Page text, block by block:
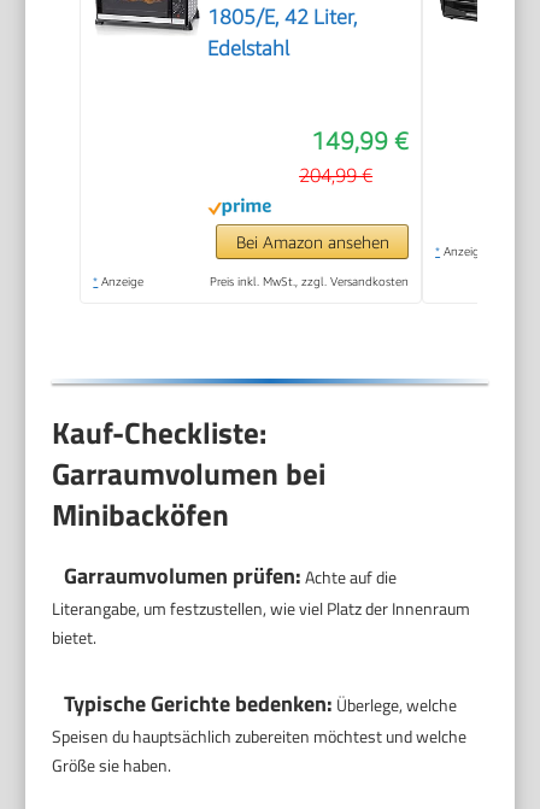
1805/E, 42 Liter,
Edelstahl
149,99 €
204,99 €
Bei Amazon ansehen
* Anzeige Preis inkl. MwSt., zzgl. Versandkosten
* Anzeige
Kauf-Checkliste:
Garraumvolumen bei
Minibacköfen
Garraumvolumen prüfen:Achte auf die
Literangabe, um festzustellen, wie viel Platz der Innenraum
bietet.
Typische Gerichte bedenken: Überlege, welche
Speisen du hauptsächlich zubereiten möchtest und welche
Größe sie haben.